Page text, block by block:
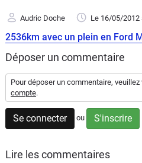
d'achat
Electriques
Utilitaires
Flottes
Auto
Services
Audric Doche Le 16/05/2012
2536km avec un plein en Ford
Déposer un commentaire
Pour déposer un commentaire, veuillez
compte.
Se connecter ou S'inscrire
Lire les commentaires